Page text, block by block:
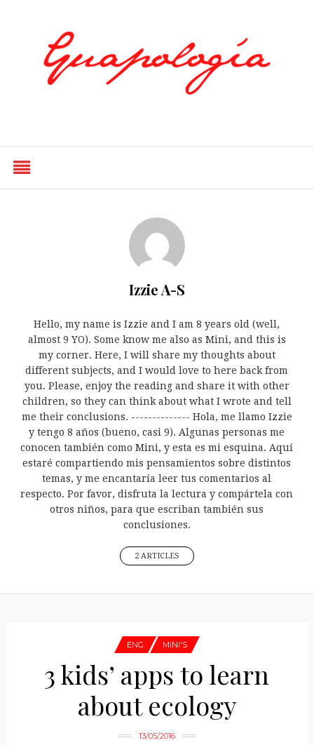
Izzie A-S
Hello, my name is Izzie and I am 8 years old (well,
almost 9 YO). Some know me also as Mini, and this is
my corner. Here, I will share my thoughts about
different subjects, and I would love to here back from
you. Please, enjoy the reading and share it with other
children, so they can think about what I wrote and tell
me their conclusions. -------------- Hola, me llamo Izzie
y tengo 8 años (bueno, casi 9). Algunas personas me
conocen también como Mini, y esta es mi esquina. Aquí
estaré compartiendo mis pensamientos sobre distintos
temas, y me encantaría leer tus comentarios al
respecto. Por favor, disfruta la lectura y compártela con
otros niños, para que escriban también sus
conclusiones.
2 ARTICLES
ENG MINI'S
3 kids’ apps to learn
about ecology
13/05/2016